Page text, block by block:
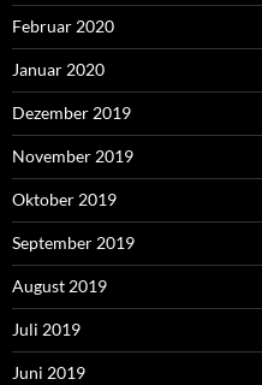
Februar 2020
Januar 2020
Dezember 2019
November 2019
Oktober 2019
September 2019
August 2019
Juli 2019
Juni 2019